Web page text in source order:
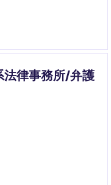
プロジェクト管理
。
律事務所/弁護